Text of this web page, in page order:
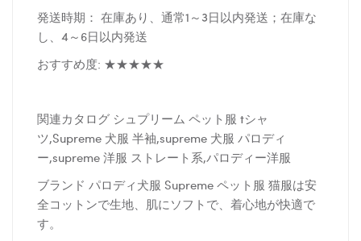
発送時期： 在庫あり、通常1～3日以内発送；在庫な
し、4～6日以内発送
おすすめ度: ★★★★★
関連カタログ シュプリーム ペット服 tシャ
ツ,Supreme 犬服 半袖,supreme 犬服 パロディ
ー,supreme 洋服 ストレート系,パロディー洋服
ブランド パロディ犬服 Supreme ペット服 猫服は安
全コットンで生地、肌にソフトで、着心地が快適で
す。